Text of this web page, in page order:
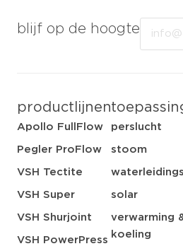
blijf op de hoogte
productlijnen
Apollo FullFlow
Pegler ProFlow
VSH Tectite
VSH Super
VSH Shurjoint
VSH PowerPress
perslucht
stoom
solar
verwarming
koeling